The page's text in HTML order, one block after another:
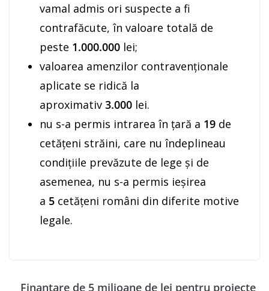
vamal admis ori suspecte a fi
contrafăcute, în valoare totală de
peste 1.000.000 lei;
valoarea amenzilor contravenţionale
aplicate se ridică la
aproximativ 3.000 lei.
nu s-a permis intrarea în ţară a 19 de
cetăţeni străini, care nu îndeplineau
condiţiile prevăzute de lege şi de
asemenea, nu s-a permis ieşirea
a 5 cetăţeni români din diferite motive
legale.
Finanţare de 5 milioane de lei pentru proiecte